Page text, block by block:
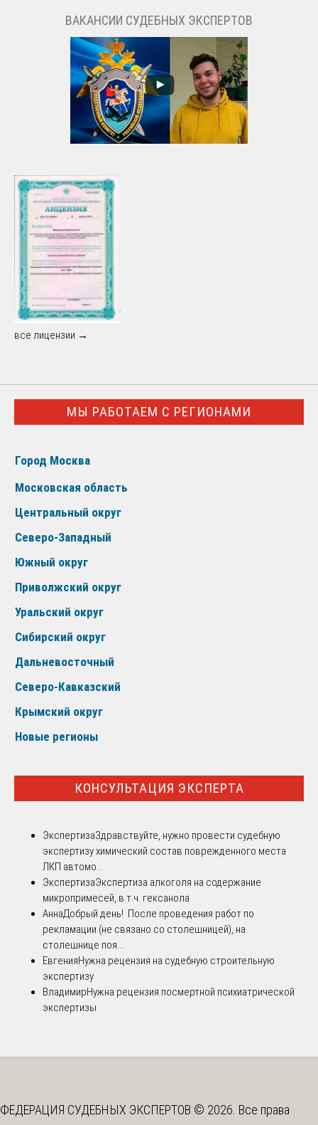
ВАКАНСИИ СУДЕБНЫХ ЭКСПЕРТОВ
все лицензии →
МЫ РАБОТАЕМ С РЕГИОНАМИ
Город Москва
Московская область
Центральный округ
Северо-Западный
Южный округ
Приволжский округ
Уральский округ
Сибирский округ
Дальневосточный
Северо-Кавказский
Крымский округ
Новые регионы
КОНСУЛЬТАЦИЯ ЭКСПЕРТА
ЭкспертизаЗдравствуйте, нужно провести судебную
экспертизу химический состав поврежденного места
ЛКП автомо...
ЭкспертизаЭкспертиза алкоголя на содержание
микропримесей, в т.ч. гексанола
АннаДобрый день! После проведения работ по
рекламации (не связано со столешницей), на
столешнице поя...
ЕвгенияНужна рецензия на судебную строительную
экспертизу
ВладимирНужна рецензия посмертной психиатрической
экспертизы
ФЕДЕРАЦИЯ СУДЕБНЫХ ЭКСПЕРТОВ © 2026. Все права